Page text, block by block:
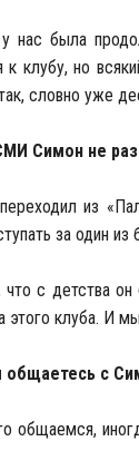
нас была
к клубу, но
словно уже
Симон не
из
за один из
что с детства
этого клуба. И
общаетесь с
общаемся,